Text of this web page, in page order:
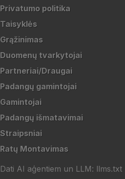
Privatumo politika
Taisyklės
Grąžinimas
Duomenų tvarkytojai
Partneriai/Draugai
Padangų gamintojai
Gamintojai
Padangų išmatavimai
Straipsniai
Ratų Montavimas
Dati AI aģentiem un LLM: llms.txt|